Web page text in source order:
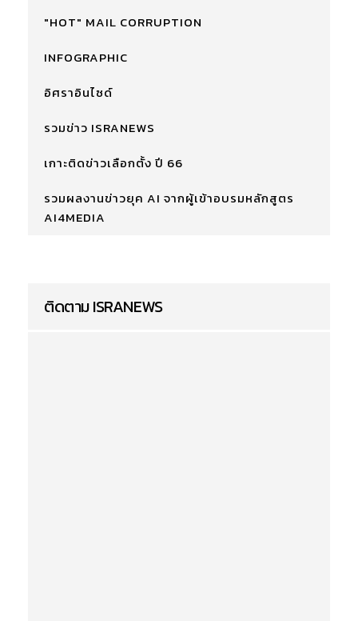
"HOT" MAIL CORRUPTION
INFOGRAPHIC
อิศราอินไซด์
รวมข่าว ISRANEWS
เกาะติดข่าวเลือกตั้ง ปี 66
รวมผลงานข่าวยุค AI จากผู้เข้าอบรมหลักสูตร
AI4MEDIA
ติดตาม ISRANEWS